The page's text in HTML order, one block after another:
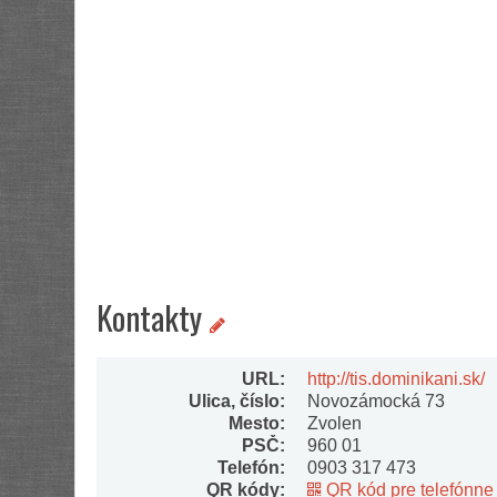
Kontakty
URL:
http://tis.dominikani.sk/
Ulica, číslo:
Novozámocká 73
Mesto:
Zvolen
PSČ:
960 01
Telefón:
0903 317 473
QR kódy:
QR kód pre